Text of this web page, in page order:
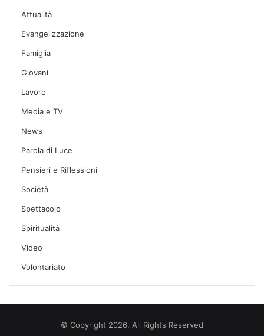
Attualità
Evangelizzazione
Famiglia
Giovani
Lavoro
Media e TV
News
Parola di Luce
Pensieri e Riflessioni
Società
Spettacolo
Spiritualità
Video
Volontariato
© Copyright 2026, All Rights Reserved